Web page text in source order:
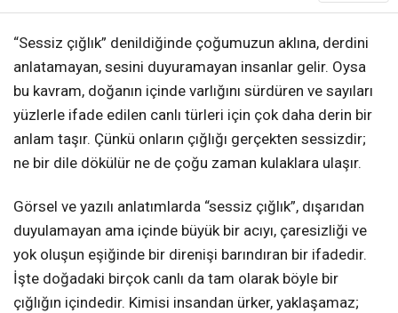
“Sessiz çığlık” denildiğinde çoğumuzun aklına, derdini
anlatamayan, sesini duyuramayan insanlar gelir. Oysa
bu kavram, doğanın içinde varlığını sürdüren ve sayıları
yüzlerle ifade edilen canlı türleri için çok daha derin bir
anlam taşır. Çünkü onların çığlığı gerçekten sessizdir;
ne bir dile dökülür ne de çoğu zaman kulaklara ulaşır.
Görsel ve yazılı anlatımlarda “sessiz çığlık”, dışarıdan
duyulamayan ama içinde büyük bir acıyı, çaresizliği ve
yok oluşun eşiğinde bir direnişi barındıran bir ifadedir.
İşte doğadaki birçok canlı da tam olarak böyle bir
çığlığın içindedir. Kimisi insandan ürker, yaklaşamaz;